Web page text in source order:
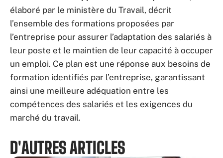
élaboré par le ministère du Travail, décrit
l’ensemble des formations proposées par
l’entreprise pour assurer l’adaptation des salariés à
leur poste et le maintien de leur capacité à occuper
un emploi. Ce plan est une réponse aux besoins de
formation identifiés par l’entreprise, garantissant
ainsi une meilleure adéquation entre les
compétences des salariés et les exigences du
marché du travail.
D'AUTRES ARTICLES